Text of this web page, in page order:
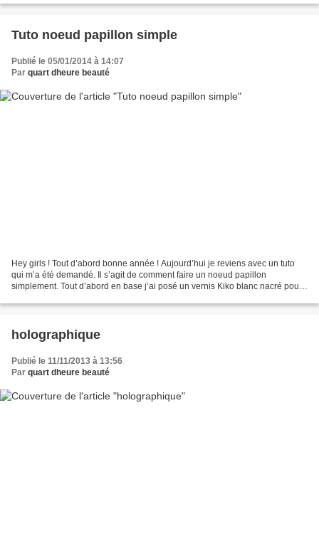
Tuto noeud papillon simple
Publié le 05/01/2014 à 14:07
Par quart dheure beauté
Hey girls ! Tout d’abord bonne année ! Aujourd’hui je reviens avec un tuto
qui m’a été demandé. Il s’agit de comment faire un noeud papillon
simplement. Tout d’abord en base j’ai posé un vernis Kiko blanc nacré pour
holographique
Publié le 11/11/2013 à 13:56
Par quart dheure beauté